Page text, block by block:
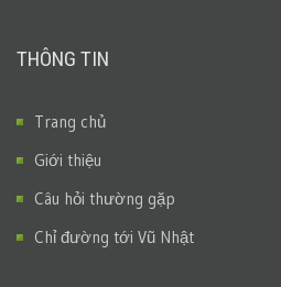
THÔNG TIN
Trang chủ
Giới thiệu
Câu hỏi thường gặp
Chỉ đường tới Vũ Nhật